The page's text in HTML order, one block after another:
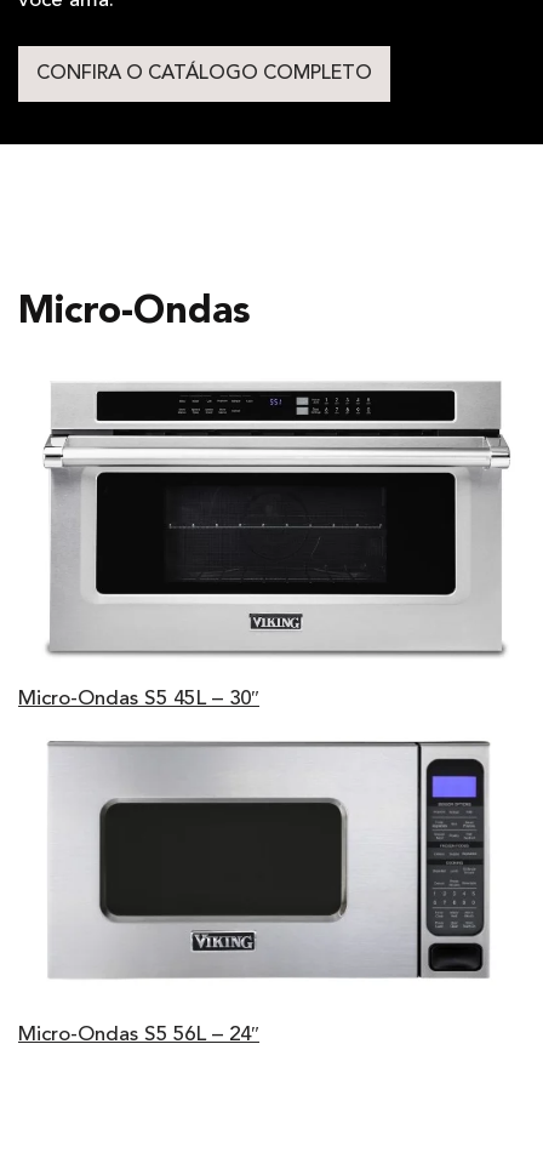
CONFIRA O CATÁLOGO COMPLETO
Micro-Ondas
Micro-Ondas S5 45L – 30″
Micro-Ondas S5 56L – 24″